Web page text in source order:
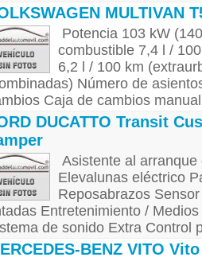
MULTIVAN
Potencia 103 kW
combustible 7,4 l /
6,2 l / 100 km
Número de
Caja de cambios
DUCATTO Transit
Asistente al
Elevalunas eléctrico
Reposabrazos
Entretenimiento /
de sonido Extra Control
BENZ VITO Vito